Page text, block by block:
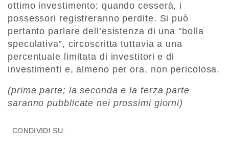
ottimo investimento; quando cesserà, i
possessori registreranno perdite. Si può
pertanto parlare dell’esistenza di una “bolla
speculativa”, circoscritta tuttavia a una
percentuale limitata di investitori e di
investimenti e, almeno per ora, non pericolosa.
(prima parte; la seconda e la terza parte
saranno pubblicate nei prossimi giorni)
CONDIVIDI SU: